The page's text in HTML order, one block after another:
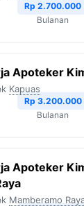
Rp 2.700.000
Bulanan
Apoteker
Kapuas
Rp 3.200.000
Bulanan
Apoteker
Mamberamo